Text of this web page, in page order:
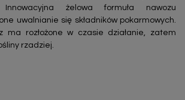
Innowacyjna żelowa formuła nawozu
uwalnianie się składników pokarmowych.
ma rozłożone w czasie działanie, zatem
rzadziej.